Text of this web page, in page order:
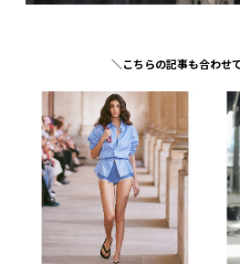
＼こちらの記事も合わせ